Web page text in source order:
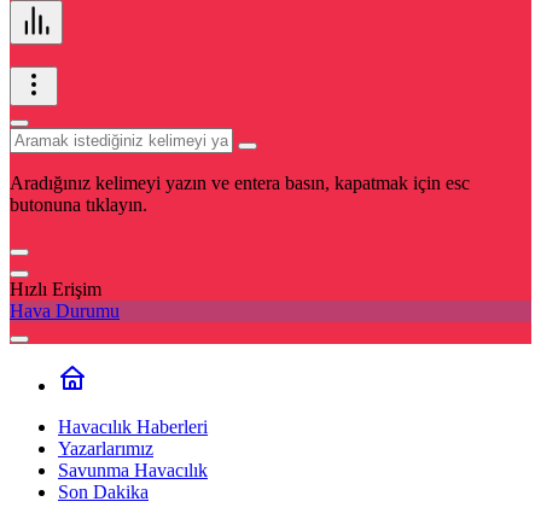
Aradığınız kelimeyi yazın ve entera basın, kapatmak için esc
butonuna tıklayın.
Hızlı Erişim
Hava Durumu
Havacılık Haberleri
Yazarlarımız
Savunma Havacılık
Son Dakika